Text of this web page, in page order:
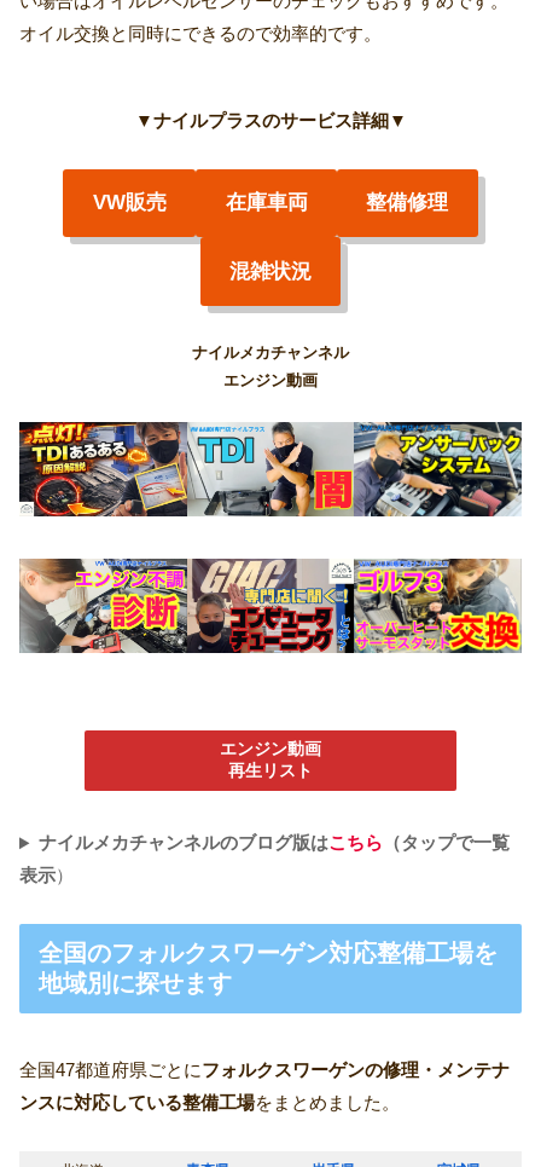
オイル交換と同時にできるので効率的です。
▼ナイルプラスのサービス詳細▼
VW販売 在庫車両 整備修理
混雑状況
ナイルメカチャンネル
エンジン動画
エンジン動画
再生リスト
ナイルメカチャンネルのブログ版はこちら （タップで一覧
表示）
全国のフォルクスワーゲン対応整備工場を
地域別に探せます
全国47都道府県ごとにフォルクスワーゲンの修理・メンテナ
ンスに対応している整備工場をまとめました。